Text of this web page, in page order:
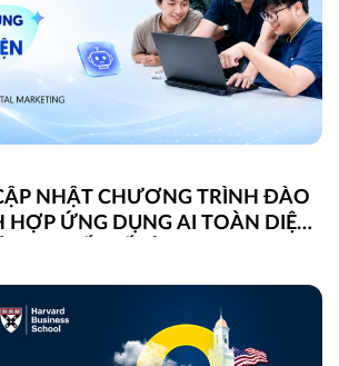
NHẬT CHƯƠNG TRÌNH ĐÀO
HỢP ỨNG DỤNG AI TOÀN DIỆN